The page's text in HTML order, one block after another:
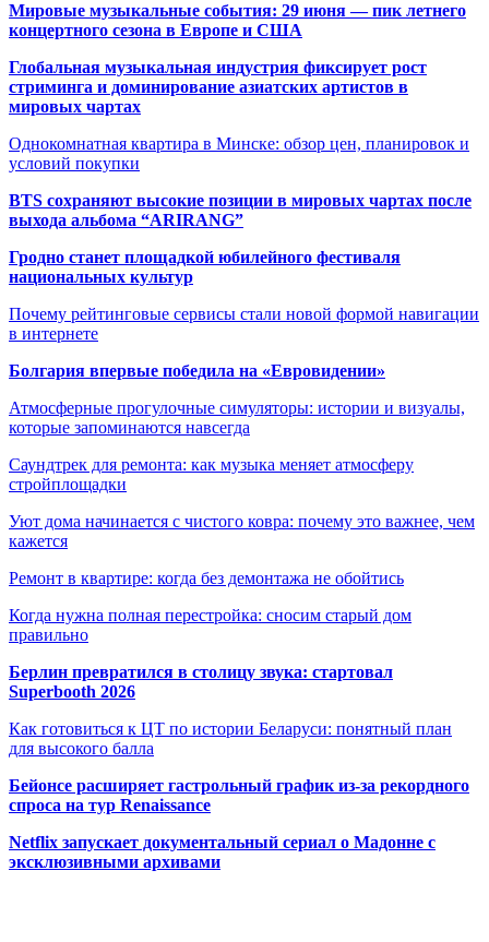
Мировые музыкальные события: 29 июня — пик летнего
концертного сезона в Европе и США
Глобальная музыкальная индустрия фиксирует рост
стриминга и доминирование азиатских артистов в
мировых чартах
Однокомнатная квартира в Минске: обзор цен, планировок и
условий покупки
BTS сохраняют высокие позиции в мировых чартах после
выхода альбома “ARIRANG”
Гродно станет площадкой юбилейного фестиваля
национальных культур
Почему рейтинговые сервисы стали новой формой навигации
в интернете
Болгария впервые победила на «Евровидении»
Атмосферные прогулочные симуляторы: истории и визуалы,
которые запоминаются навсегда
Саундтрек для ремонта: как музыка меняет атмосферу
стройплощадки
Уют дома начинается с чистого ковра: почему это важнее, чем
кажется
Ремонт в квартире: когда без демонтажа не обойтись
Когда нужна полная перестройка: сносим старый дом
правильно
Берлин превратился в столицу звука: стартовал
Superbooth 2026
Как готовиться к ЦТ по истории Беларуси: понятный план
для высокого балла
Бейонсе расширяет гастрольный график из-за рекордного
спроса на тур Renaissance
Netflix запускает документальный сериал о Мадонне с
эксклюзивными архивами